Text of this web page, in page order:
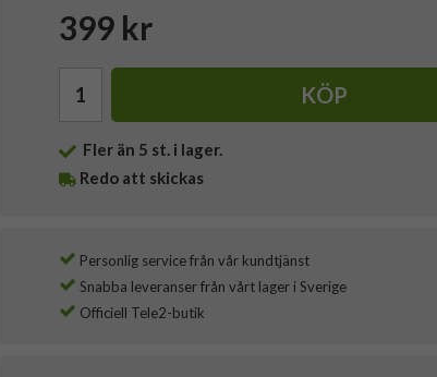
399 kr
KÖP
Fler än 5 st. i lager.
Redo att skickas
Personlig service från vår kundtjänst
Snabba leveranser från vårt lager i Sverige
Officiell Tele2-butik